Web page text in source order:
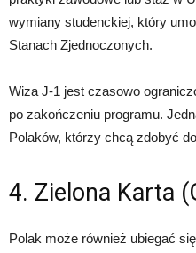
wymiany studenckiej, który
Stanach Zjednoczonych.
Wiza J-1 jest czasowo
po zakończeniu programu.
Polaków, którzy chcą zdobyć
4. Zielona Karta
Polak może również ubiegać